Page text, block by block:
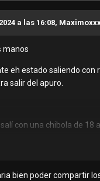
a las 16:08,
manos
eh estado saliendo con
salir del apuro.
con una chibola de 18
bien poder compartir